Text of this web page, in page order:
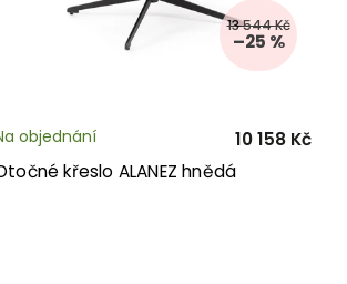
13 544 Kč
–25 %
křeslo ALANEZ hnědá
objednání 10 158 Kč